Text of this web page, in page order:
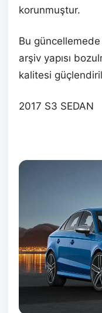
korunmuştur.
Bu güncellemede
arşiv yapısı
kalitesi
2017 S3 SEDAN